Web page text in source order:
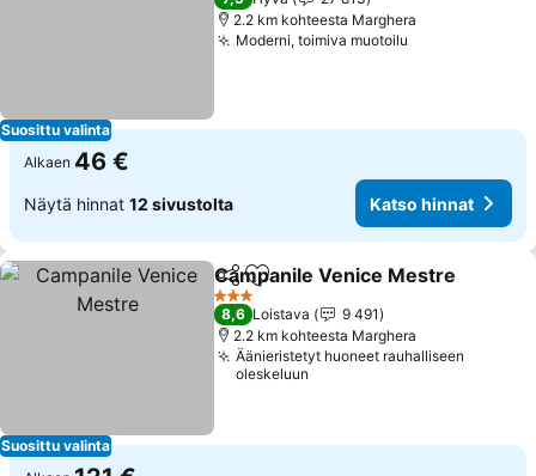
Suosittu valinta
2.2 km kohteesta Marghera
Moderni, toimiva muotoilu
Alkaen 46 €
Näytä hinnat 12 sivustolta Katso hinnat
Suosittu valinta
Jaa Lisää suosikkeihin
Campanile Venice Mestre
3 Tähtiluokitus
8,6 Loistava
9 491
2.2 km kohteesta Marghera
Äänieristetyt huoneet rauhalliseen
oleskeluun